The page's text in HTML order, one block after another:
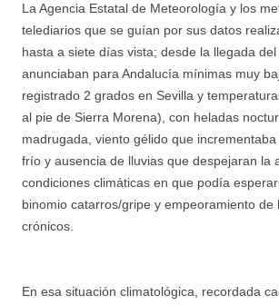
La Agencia Estatal de Meteorología y los
telediarios que se guían por sus datos
hasta a siete días vista; desde la llegada
anunciaban para Andalucía mínimas muy
registrado 2 grados en Sevilla y
al pie de Sierra Morena), con heladas
madrugada, viento gélido que
frío y ausencia de lluvias que despejaran la
condiciones climáticas en que podía
binomio catarros/gripe y empeoramiento de
crónicos.
En esa situación climatológica, recordada